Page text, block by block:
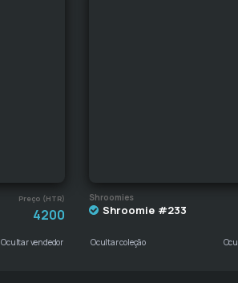
Preço (HTR)
4200
Ocultar vendedor
Shroomies
Shroomie #233
Ocultar coleção